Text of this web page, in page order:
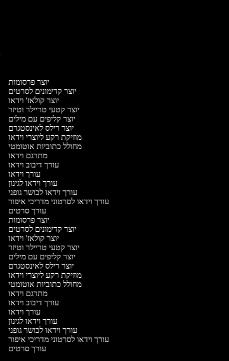
יוצר פרסומות
יוצר קדימונים לסרטים
יוצר קולאז' וידאו
יוצר קטעי טריילר וטיזר
יוצר קליפים עם מילים
יוצר רילס לאינסטגרם
מוזיקת רקע ליוצרי וידאו
מחולל כתוביות אוטומטי
מתרגם וידאו
עורך דיבוב וידאו
עורך וידאו
עורך וידאו לגינון
עורך וידאו לכושר גופני
עורך וידאו לסרטוני מדריכי איפור
עורך סרטים
יוצר פרסומות
יוצר קדימונים לסרטים
יוצר קולאז' וידאו
יוצר קטעי טריילר וטיזר
יוצר קליפים עם מילים
יוצר רילס לאינסטגרם
מוזיקת רקע ליוצרי וידאו
מחולל כתוביות אוטומטי
מתרגם וידאו
עורך דיבוב וידאו
עורך וידאו
עורך וידאו לגינון
עורך וידאו לכושר גופני
עורך וידאו לסרטוני מדריכי איפור
עורך סרטים